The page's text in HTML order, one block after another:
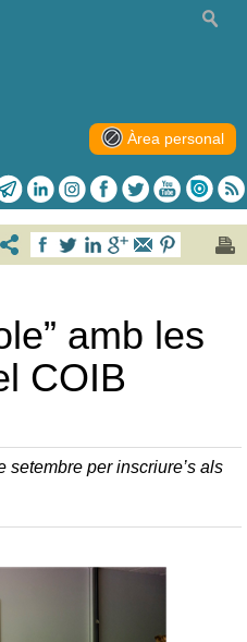
Àrea personal
amb les
COIB
per inscriure’s als